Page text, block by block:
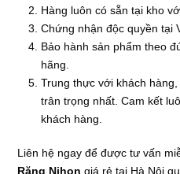
Hàng luôn có sẵn tại kho
Chứng nhận độc quyền tại
Bảo hành sản phẩm theo
hãng.
Trung thực với khách
trân trọng nhất. Cam kết
khách hàng.
Liên hệ ngay để được tư vấn
Răng Nihon giá rẻ tại Hà Nội